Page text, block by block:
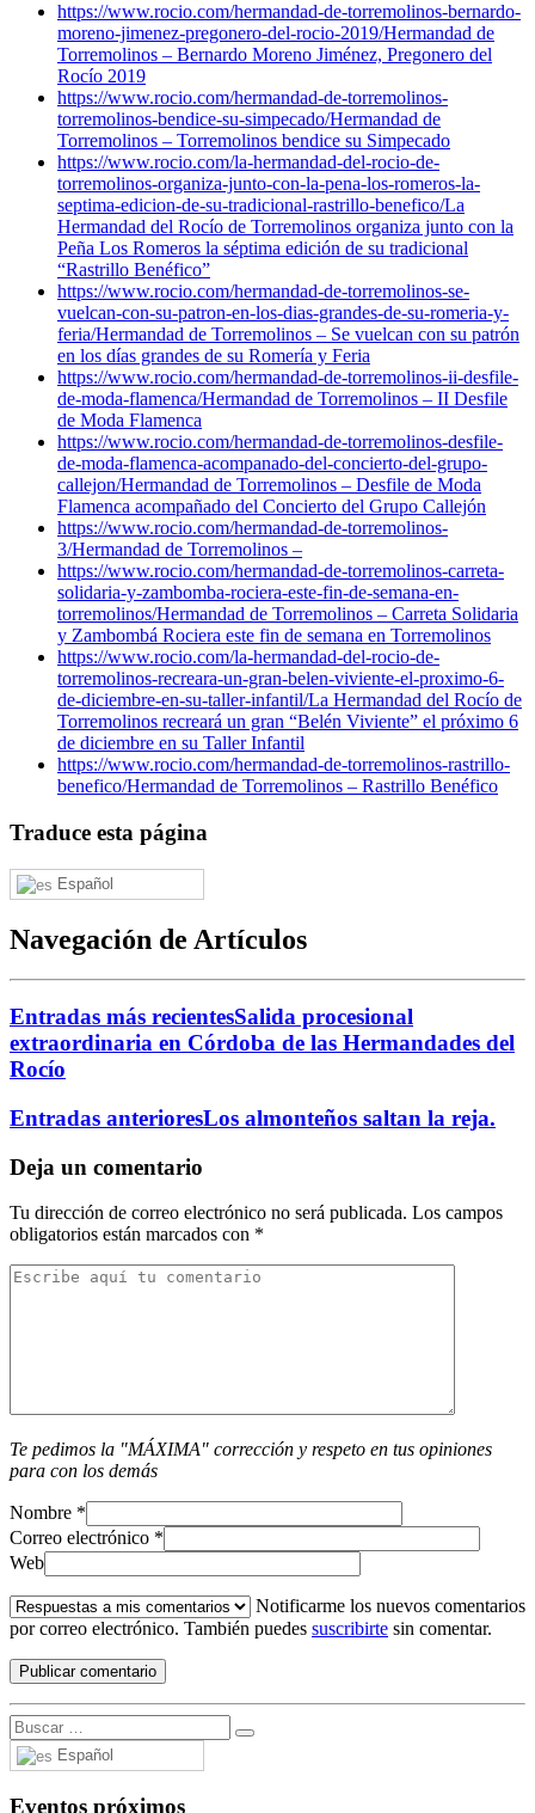
https://www.rocio.com/hermandad-de-torremolinos-bernardo-
moreno-jimenez-pregonero-del-rocio-2019/Hermandad de
Torremolinos – Bernardo Moreno Jiménez, Pregonero del
Rocío 2019
https://www.rocio.com/hermandad-de-torremolinos-
torremolinos-bendice-su-simpecado/Hermandad de
Torremolinos – Torremolinos bendice su Simpecado
https://www.rocio.com/la-hermandad-del-rocio-de-
torremolinos-organiza-junto-con-la-pena-los-romeros-la-
septima-edicion-de-su-tradicional-rastrillo-benefico/La
Hermandad del Rocío de Torremolinos organiza junto con la
Peña Los Romeros la séptima edición de su tradicional
“Rastrillo Benéfico”
https://www.rocio.com/hermandad-de-torremolinos-se-
vuelcan-con-su-patron-en-los-dias-grandes-de-su-romeria-y-
feria/Hermandad de Torremolinos – Se vuelcan con su patrón
en los días grandes de su Romería y Feria
https://www.rocio.com/hermandad-de-torremolinos-ii-desfile-
de-moda-flamenca/Hermandad de Torremolinos – II Desfile
de Moda Flamenca
https://www.rocio.com/hermandad-de-torremolinos-desfile-
de-moda-flamenca-acompanado-del-concierto-del-grupo-
callejon/Hermandad de Torremolinos – Desfile de Moda
Flamenca acompañado del Concierto del Grupo Callejón
https://www.rocio.com/hermandad-de-torremolinos-
3/Hermandad de Torremolinos –
https://www.rocio.com/hermandad-de-torremolinos-carreta-
solidaria-y-zambomba-rociera-este-fin-de-semana-en-
torremolinos/Hermandad de Torremolinos – Carreta Solidaria
y Zambombá Rociera este fin de semana en Torremolinos
https://www.rocio.com/la-hermandad-del-rocio-de-
torremolinos-recreara-un-gran-belen-viviente-el-proximo-6-
de-diciembre-en-su-taller-infantil/La Hermandad del Rocío de
Torremolinos recreará un gran “Belén Viviente” el próximo 6
de diciembre en su Taller Infantil
https://www.rocio.com/hermandad-de-torremolinos-rastrillo-
benefico/Hermandad de Torremolinos – Rastrillo Benéfico
Traduce esta página
Español
Navegación de Artículos
Entradas más recientesSalida procesional
extraordinaria en Córdoba de las Hermandades del
Rocío
Entradas anterioresLos almonteños saltan la reja.
Deja un comentario
Tu dirección de correo electrónico no será publicada. Los campos
obligatorios están marcados con *
Te pedimos la "MÁXIMA" corrección y respeto en tus opiniones
para con los demás
Nombre *
Correo electrónico *
Web
Notificarme los nuevos comentarios
por correo electrónico. También puedes suscribirte sin comentar.
Español
Eventos próximos